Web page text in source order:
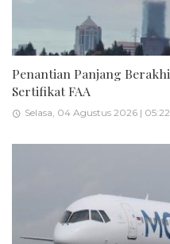
Penantian Panjang
Sertifikat FAA
Selasa, 04 Agustus 2026 | 05:22